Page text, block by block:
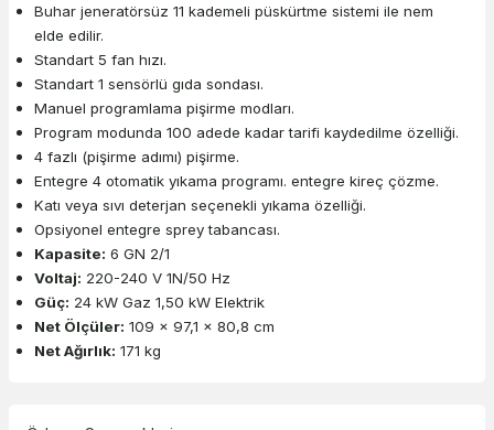
Buhar jeneratörsüz 11 kademeli püskürtme sistemi ile nem
elde edilir.
Standart 5 fan hızı.
Standart 1 sensörlü gıda sondası.
Manuel programlama pişirme modları.
Program modunda 100 adede kadar tarifi kaydedilme özelliği.
4 fazlı (pişirme adımı) pişirme.
Entegre 4 otomatik yıkama programı. entegre kireç çözme.
Katı veya sıvı deterjan seçenekli yıkama özelliği.
Opsiyonel entegre sprey tabancası.
Kapasite: 6 GN 2/1
Voltaj: 220-240 V 1N/50 Hz
Güç: 24 kW Gaz 1,50 kW Elektrik
Net Ölçüler: 109 x 97,1 x 80,8 cm
Net Ağırlık: 171 kg